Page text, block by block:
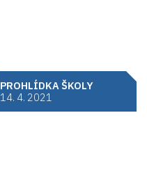
PROHLÍDKA ŠKOLY
14. 4. 2021